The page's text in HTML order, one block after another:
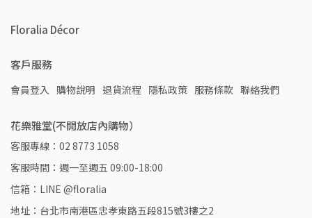
Floralia Décor
客戶服務
會員登入 購物說明 退貨流程 隱私政策 服務條款 聯絡我們
花樂雅堂(不開放店內購物）
客服專線：02 8773 1058
客服時間：週一至週五 09:00-18:00
信箱：LINE @floralia
地址：台北市南港區忠孝東路五段815號3樓之2